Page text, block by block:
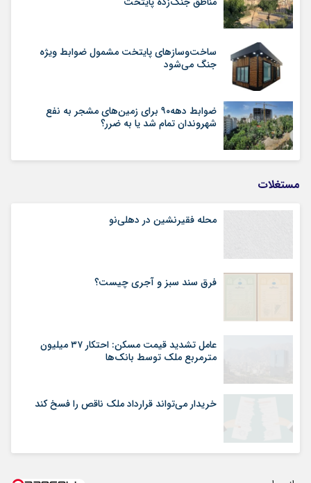
ساخت‌وسازهای پایتخت مشمول ضوابط ویژه
جنگ می‌شود
ضوابط دهه۹۰ برای زمین‌های مشجر به نفع
شهروندان تمام شد یا به ضرر؟
مستغلات
محله فقیرنشین در دهلی‏‌نو
فرق سند سبز و آجری چیست؟
عامل تشدید قیمت مسکن: احتکار ۳۷ میلیون
مترمربع ملک توسط بانک‌ها
خریدار می‌تواند قرارداد ملک ناقص را فسخ کند